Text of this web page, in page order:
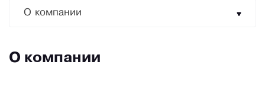
О компании
О компании